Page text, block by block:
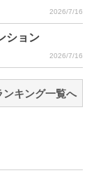
2026/7/16
ション
2026/7/16
ンキング一覧へ